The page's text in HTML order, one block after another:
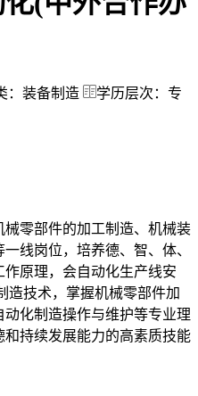
：装备制造
学历层次：专
零部件的加工制造、机械装
线岗位，培养德、智、体、
原理，会自动化生产线安
造技术，掌握机械零部件加
化制造操作与维护等专业理
持续发展能力的高素质技能